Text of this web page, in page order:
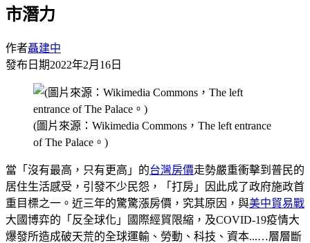
市潛力
作者聶建中
發布日期2022年2月16日
(圖片來源：Wikimedia Commons，The left entrance
of The Palace。)
當「沒有最高，只有更高」的台灣房價走勢嚴重衝擊到普民的
居住生活感受，引發不少民怨，「打房」因此成了政府施政首
重目標之一。近三年的驚驚漲房價，究其原因，與美中貿易戰
大國博弈的「反全球化」國際經貿限縮，及COVID-19疫情大
爆發所造成破天荒的全球運輸、勞動、科技、資本...…層層斷